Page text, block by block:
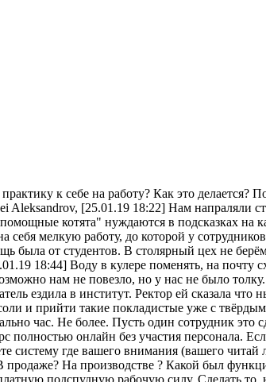
к себе на работу? Как это делается?
Aleksandrov, [25.01.19 18:22] Нам напраляли
котята" нуждаются в подсказках на
себя мелкую работу, до которой у
от студентов. В столярный цех не
18:44] Воду в кулере поменять, на
нам не повезло, но у нас не было
ездила в институт. Ректор ей сказала
и прийти такие покладистые уже с
час. Не более. Пусть один сотрудник
онлайн без участия персонала.
где вашего внимания (вашего читай
На производстве ? Какой был
подспудную рабочую силу. Сделать